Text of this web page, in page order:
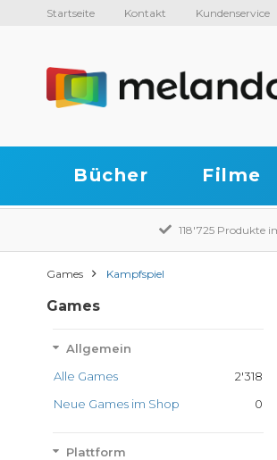
Startseite Kontakt Kundenservice
Bücher Filme
118'725 Produkte
Games Kampfspiel
Games
Allgemein
2'318
Alle Games
0
Neue Games im Shop
Plattform